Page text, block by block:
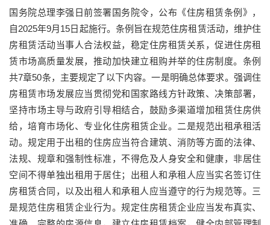
国务院总理李强日前签署国务院令，公布《住房租赁条例》，
自2025年9月15日起施行。条例旨在规范住房租赁活动，维护住
房租赁活动当事人合法权益，稳定住房租赁关系，促进住房租
赁市场高质量发展，推动加快建立租购并举的住房制度。条例
共7章50条，主要规定了以下内容。一是明确总体要求。强调住
房租赁市场发展应当贯彻党和国家路线方针政策、决策部署，
坚持市场主导与政府引导相结合，鼓励多渠道增加租赁住房供
给，培育市场化、专业化住房租赁企业。二是规范出租承租活
动。规定用于出租的住房应当符合建筑、消防等方面的法律、
法规、规章和强制性标准，不得危及人身安全和健康，非居住
空间不得单独出租用于居住；出租人和承租人应当实名签订住
房租赁合同，以及出租人和承租人应当遵守的行为规范等。三
是规范住房租赁企业行为。规定住房租赁企业应当发布真实、